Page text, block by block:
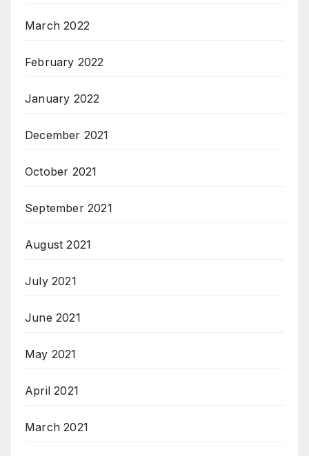
March 2022
February 2022
January 2022
December 2021
October 2021
September 2021
August 2021
July 2021
June 2021
May 2021
April 2021
March 2021